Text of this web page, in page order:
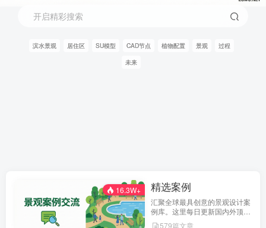
开启精彩搜索
滨水景观 居住区 SU模型 CAD节点 植物配置 景观
过程
未来
16.3W+ 精选案例
汇聚全球最具创意的景观设计案
例库。这里每日更新国内外顶尖
的园林景观方案，涵盖现代简约
579篇文章